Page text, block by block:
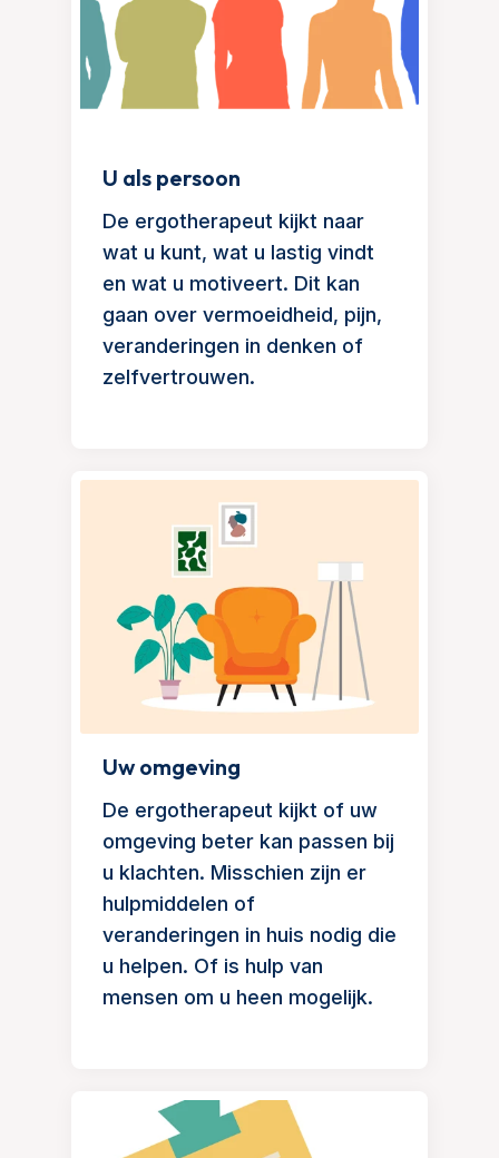
U als persoon
De ergotherapeut kijkt naar
wat u kunt, wat u lastig vindt
en wat u motiveert. Dit kan
gaan over vermoeidheid, pijn,
veranderingen in denken of
zelfvertrouwen.
Uw omgeving
De ergotherapeut kijkt of uw
omgeving beter kan passen bij
u klachten. Misschien zijn er
hulpmiddelen of
veranderingen in huis nodig die
u helpen. Of is hulp van
mensen om u heen mogelijk.